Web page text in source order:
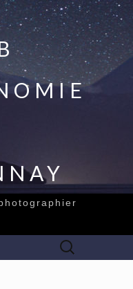
Rechercher :